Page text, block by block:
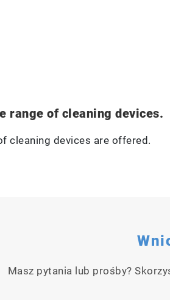
range of cleaning devices.
cleaning devices are offered.
Masz pytania lub prośby?